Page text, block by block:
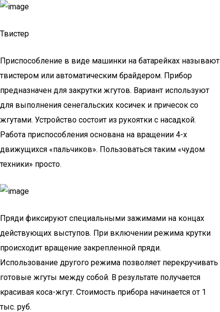
Твистер
Приспособление в виде машинки на батарейках называют
твистером или автоматическим брайдером. Прибор
предназначен для закрутки жгутов. Вариант используют
для выполнения сенегальских косичек и причесок со
жгутами. Устройство состоит из рукоятки с насадкой.
Работа приспособления основана на вращении 4-х
движущихся «пальчиков». Пользоваться таким «чудом
техники» просто.
Пряди фиксируют специальными зажимами на концах
действующих выступов. При включении режима крутки
происходит вращение закрепленной пряди.
Использование другого режима позволяет перекручивать
готовые жгуты между собой. В результате получается
красивая коса-жгут. Стоимость прибора начинается от 1
тыс. руб.